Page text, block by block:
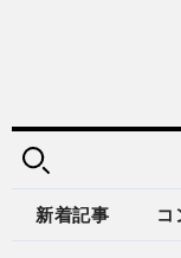
新着記事 コ